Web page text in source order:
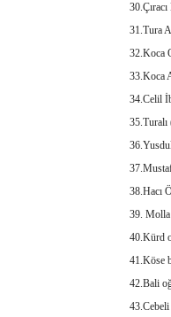
31.Tura
32.Koca
33.Koca
34.Celil
38.Hacı
39.
40.Kürd
41.Köse
42.Bali